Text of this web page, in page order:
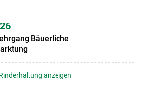
Bäuerliche
anzeigen